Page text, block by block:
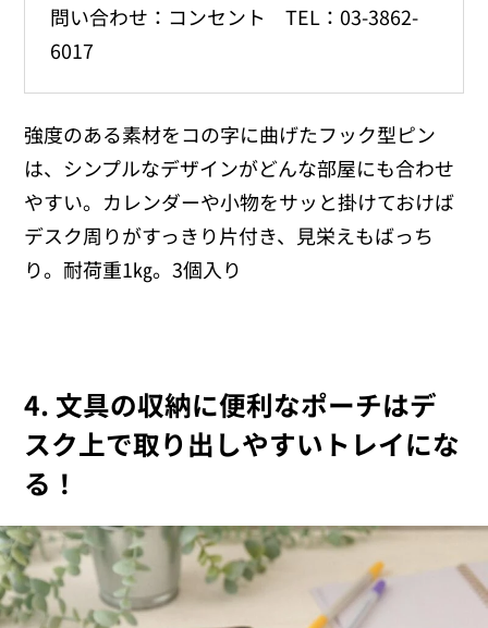
問い合わせ：コンセント TEL：03-3862-
6017
強度のある素材をコの字に曲げたフック型ピン
は、シンプルなデザインがどんな部屋にも合わせ
やすい。カレンダーや小物をサッと掛けておけば
デスク周りがすっきり片付き、見栄えもばっち
り。耐荷重1㎏。3個入り
4. 文具の収納に便利なポーチはデ
スク上で取り出しやすいトレイにな
る！